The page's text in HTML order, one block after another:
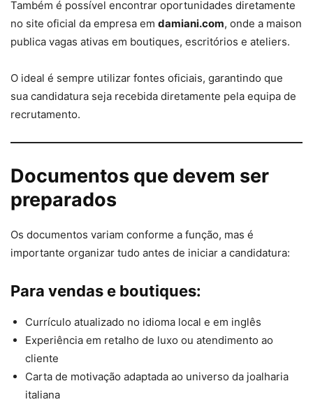
Também é possível encontrar oportunidades diretamente
no site oficial da empresa em damiani.com, onde a maison
publica vagas ativas em boutiques, escritórios e ateliers.
O ideal é sempre utilizar fontes oficiais, garantindo que
sua candidatura seja recebida diretamente pela equipa de
recrutamento.
Documentos que devem ser
preparados
Os documentos variam conforme a função, mas é
importante organizar tudo antes de iniciar a candidatura:
Para vendas e boutiques:
Currículo atualizado no idioma local e em inglês
Experiência em retalho de luxo ou atendimento ao
cliente
Carta de motivação adaptada ao universo da joalharia
italiana